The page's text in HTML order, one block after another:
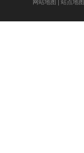
网站地图 站点地图